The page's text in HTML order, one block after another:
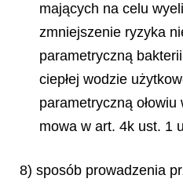
mających na celu
zmniejszenie ryzyka
parametryczną
ciepłej wodzie
parametryczną
mowa w art. 4k ust. 1
8) sposób prowadzenia